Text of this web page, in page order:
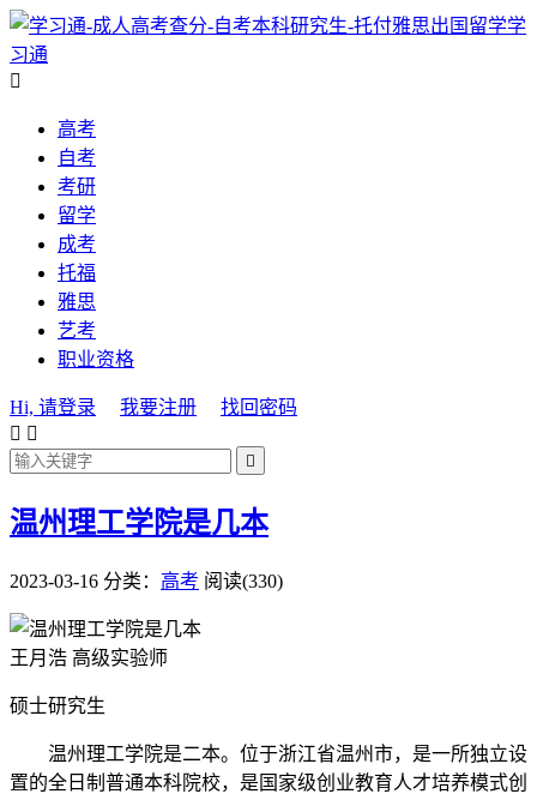
学
习通

高考
自考
考研
留学
成考
托福
雅思
艺考
职业资格
Hi, 请登录 我要注册
找回密码
 

温州理工学院是几本
2023-03-16 分类： 高考 阅读(330)
王月浩 高级实验师
硕士研究生
温州理工学院是二本。位于浙江省温州市，是一所独立设
置的全日制普通本科院校，是国家级创业教育人才培养模式创